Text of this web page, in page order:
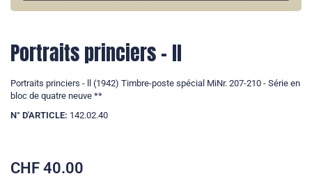
Portraits princiers - ll
Portraits princiers - ll (1942) Timbre-poste spécial MiNr. 207-210 - Série en
bloc de quatre neuve **
N° D'ARTICLE: 142.02.40
CHF 40.00